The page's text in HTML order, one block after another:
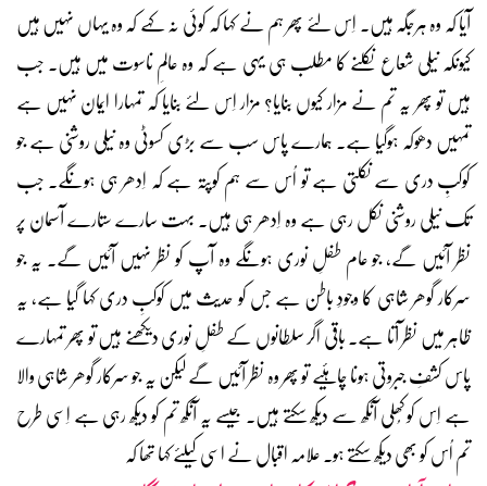
آیا کہ وہ ہرجگہ ہیں۔ اِس لئے پھر ہم نے کہا کہ کوئی نہ کہے کہ وہ یہاں نہیں ہیں
کیونکہ نیلی شعاع نکلنے کا مطلب ہی یہی ہے کہ وہ عالمِ ناسوت میں ہیں۔ جب
ہیں تو پھر یہ تم نے مزار کیوں بنایا؟ مزار اِس لئے بنایا کہ تمہارا ایمان نہیں ہے
تمہیں دھوکہ ہوگیا ہے۔ ہمارے پاس سب سے بڑی کسوٹی وہ نیلی روشنی ہے جو
کوکبِ دری سے نکلتی ہے تو اُس سے ہم کوپتہ ہے کہ اِدھر ہی ہونگے۔ جب
تک نیلی روشنی نکل رہی ہے وہ اِدھر ہی ہیں۔ بہت سارے ستارے آسمان پر
نظر آئیں گے، جو عام طفلِ نوری ہونگے وہ آپ کو نظر نہیں آئیں گے۔ یہ جو
سرکار گوھر شاہی کا وجودِ باطن ہے جس کو حدیث میں کوکبِ دری کہا گیا ہے، یہ
ظاہر میں نظر آتا ہے۔ باقی اگر سلطانوں کے طفلِ نوری دیکھنے ہیں تو پھر تمہارے
پاس کشفِ جبروتی ہونا چاہئیے تو پھر وہ نظر آئیں گے لیکن یہ جو سرکار گوھر شاہی والا
ہے اِس کو کُھلی آنکھ سے دیکھ سکتے ہیں۔ جیسے یہ آنکھ تم کو دیکھ رہی ہے اِسی طرح
تم اُس کو بھی دیکھ سکتے ہو۔ علامہ اقبال نے اسی کیلئے کہا تھا کہ